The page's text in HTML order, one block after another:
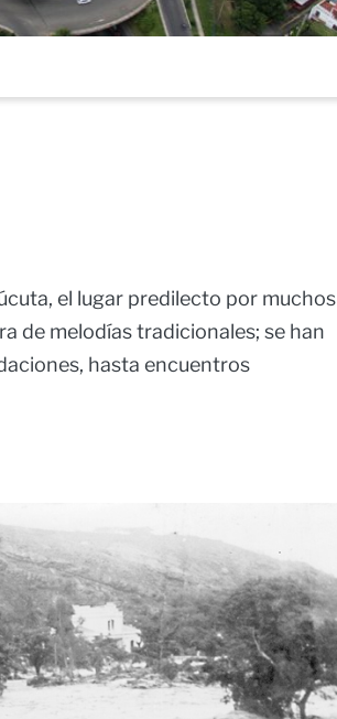
el lugar predilecto por muchos
de melodías tradicionales; se han
hasta encuentros